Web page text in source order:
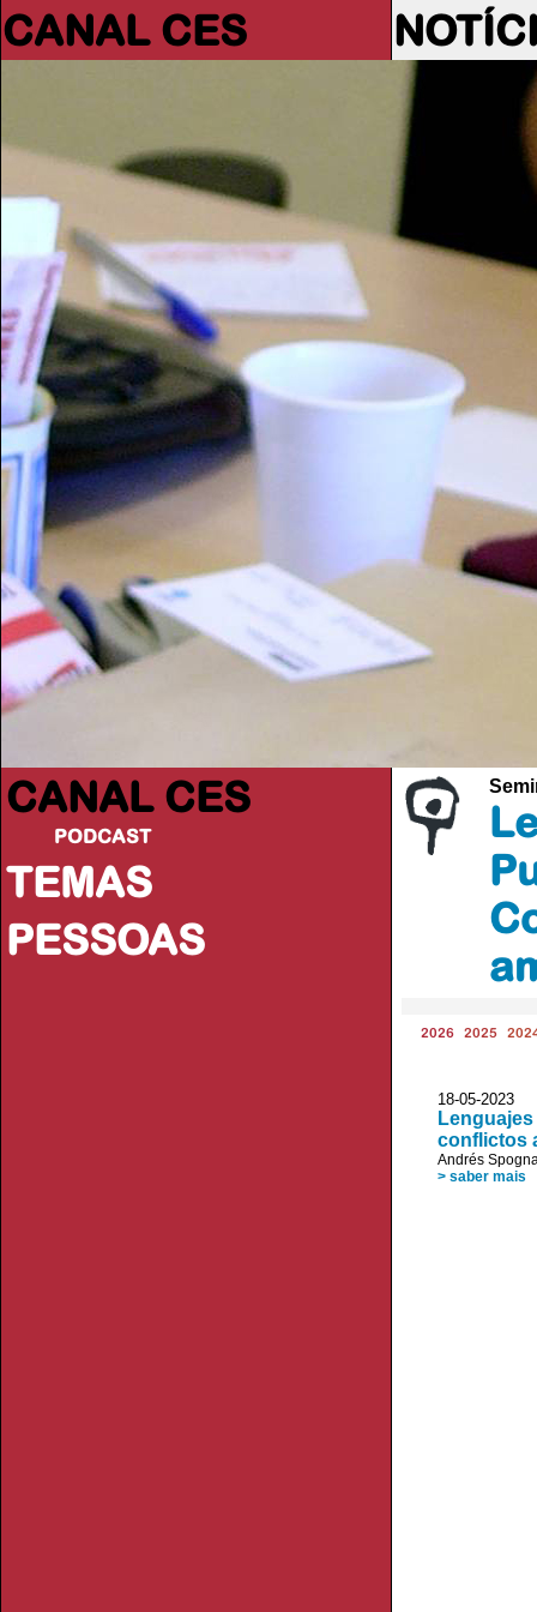
CANAL CES
CANAL CES
PODCAST
TEMAS
PESSOAS
2026 2025
18-05-
conflictos
Andrés
> saber mais